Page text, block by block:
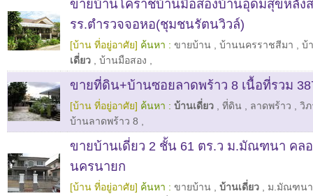
ขายบ้านโคราชบ้านมือสองบ้านอุดมสุขหลัง
รร.ตำรวจจอหอ(ชุมชนรัตนวิวล์)
[บ้าน ที่อยู่อาศัย] ค้นหา : ขายบ้าน บ้านนครราชสีมา
บ้
เดี่ยว
บ้านมือสอง
ขายที่ดิน+บ้านซอยลาดพร้าว 8 เนื้อที่รวม
[บ้าน ที่อยู่อาศัย] ค้นหา : บ้านเดี่ยว ที่ดิน ลาดพร้าว
วิ
บ้านลาดพร้าว 8
ขายบ้านเดี่ยว 2 ชั้น 61 ตร.ว ม.มัณฑนา คลอ
นครนายก
[บ้าน ที่อยู่อาศัย] ค้นหา : ขายบ้าน บ้านเดี่ยว
ม.มัณฑนา